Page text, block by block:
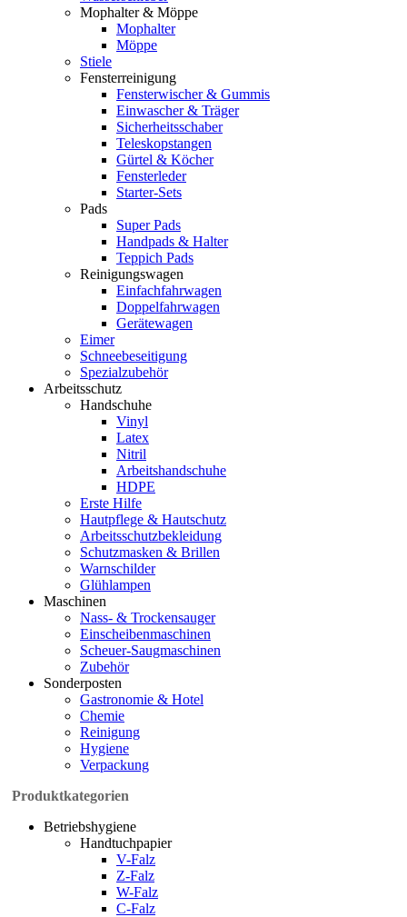
Mophalter & Möppe
Mophalter
Möppe
Stiele
Fensterreinigung
Fensterwischer & Gummis
Einwascher & Träger
Sicherheitsschaber
Teleskopstangen
Gürtel & Köcher
Fensterleder
Starter-Sets
Pads
Super Pads
Handpads & Halter
Teppich Pads
Reinigungswagen
Einfachfahrwagen
Doppelfahrwagen
Gerätewagen
Eimer
Schneebeseitigung
Spezialzubehör
Arbeitsschutz
Handschuhe
Vinyl
Latex
Nitril
Arbeitshandschuhe
HDPE
Erste Hilfe
Hautpflege & Hautschutz
Arbeitsschutzbekleidung
Schutzmasken & Brillen
Warnschilder
Glühlampen
Maschinen
Nass- & Trockensauger
Einscheibenmaschinen
Scheuer-Saugmaschinen
Zubehör
Sonderposten
Gastronomie & Hotel
Chemie
Reinigung
Hygiene
Verpackung
Produktkategorien
Betriebshygiene
Handtuchpapier
V-Falz
Z-Falz
W-Falz
C-Falz